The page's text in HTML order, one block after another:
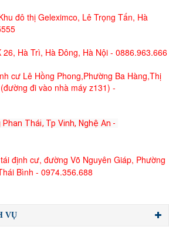
đô thị Geleximco, Lê Trọng Tấn, Hà
26, Hà Trì, Hà Đông, Hà Nội - 0886.963.666
cư Lê Hồng Phong,Phường Ba Hàng,Thị
đi vào nhà máy z131) -
Phan Thái, Tp Vinh, Nghệ An -
định cư, đường Võ Nguyên Giáp, Phường
Bình - 0974.356.688
VỤ